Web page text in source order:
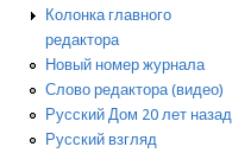
Колонка главного
редактора
Новый номер журнала
Слово редактора (видео)
Русский Дом 20 лет назад
Русский взгляд